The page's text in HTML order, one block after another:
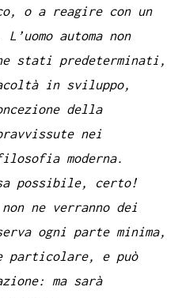
o a reagire con un
automa non
stati predeterminati,
in sviluppo,
della
nei
moderna.
possibile, certo!
ne verranno dei
ogni parte minima,
particolare, e può
ma sarà